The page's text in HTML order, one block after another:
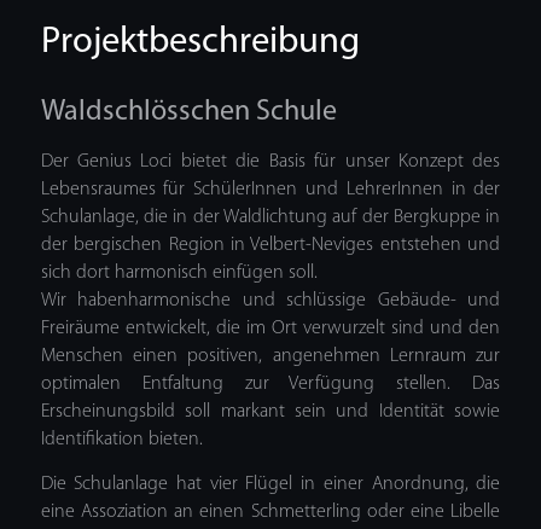
Projektbeschreibung
Waldschlösschen Schule
Der Genius Loci bietet die Basis für unser Konzept des
Lebensraumes für SchülerInnen und LehrerInnen in der
Schulanlage, die in der Waldlichtung auf der Bergkuppe in
der bergischen Region in Velbert-Neviges entstehen und
sich dort harmonisch einfügen soll.
Wir habenharmonische und schlüssige Gebäude- und
Freiräume entwickelt, die im Ort verwurzelt sind und den
Menschen einen positiven, angenehmen Lernraum zur
optimalen Entfaltung zur Verfügung stellen. Das
Erscheinungsbild soll markant sein und Identität sowie
Identifikation bieten.
Die Schulanlage hat vier Flügel in einer Anordnung, die
eine Assoziation an einen Schmetterling oder eine Libelle